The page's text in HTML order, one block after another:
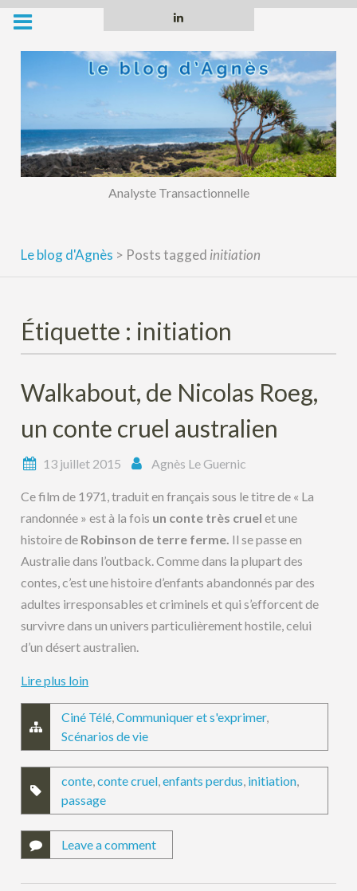
Skip
content
Analyste Transactionnelle
Le blog d'Agnès > Posts tagged initiation
Étiquette : initiation
Walkabout, de Nicolas Roeg,
un conte cruel australien
13 juillet 2015 Agnès Le Guernic
Ce film de 1971, traduit en français sous le titre de « La
randonnée » est à la fois un conte très cruel et une
histoire de Robinson de terre ferme. Il se passe en
Australie dans l’outback. Comme dans la plupart des
contes, c’est une histoire d’enfants abandonnés par des
adultes irresponsables et criminels et qui s’efforcent de
survivre dans un univers particulièrement hostile, celui
d’un désert australien.
Lire plus loin
Ciné Télé,Communiquer et s'exprimer,
Scénarios de vie
conte,conte cruel,enfants perdus, initiation,
passage
Leave a comment